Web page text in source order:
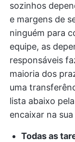
sozinhos
e margens de
ninguém para
equipe, as
responsáveis
maioria dos
uma
lista abaixo
encaixar na
Todas as